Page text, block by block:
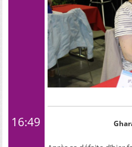
16:49